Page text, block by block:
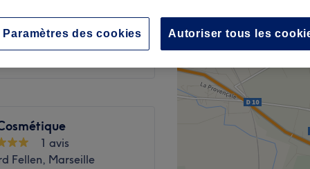
à partir de 25 €
1 avis
Fellen, Marseille
Autoriser tous les
Paramètres des cookies